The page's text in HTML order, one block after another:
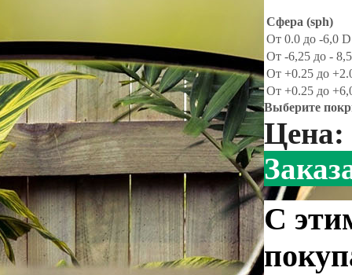
Сфера (sph)
От 0.0 до -6,0 D
От -6,25 до -
От +0.25 до
От +0.25 до
Выберите
Цена:
С